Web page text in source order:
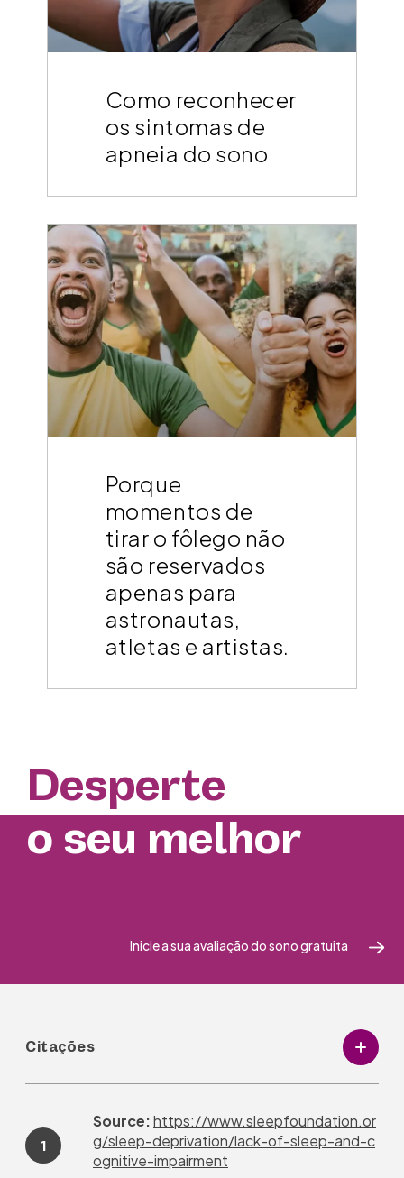
Como reconhecer
os sintomas de
apneia do sono
Porque
momentos de
tirar o fôlego não
são reservados
apenas para
astronautas,
atletas e artistas.
Desperte
o seu melhor
Inicie a sua avaliação do sono gratuita
Citações
1
Source:https://www.sleepfoundation.or
g/sleep-deprivation/lack-of-sleep-and-c
ognitive-impairment